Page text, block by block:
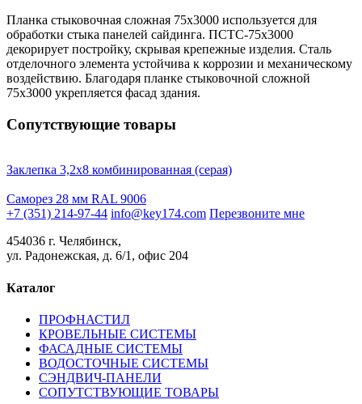
Планка стыковочная сложная 75х3000 используется для
обработки стыка панелей сайдинга. ПСТС-75х3000
декорирует постройку, скрывая крепежные изделия. Сталь
отделочного элемента устойчива к коррозии и механическому
воздействию. Благодаря планке стыковочной сложной
75х3000 укрепляется фасад здания.
Сопутствующие товары
Заклепка 3,2х8 комбинированная (серая)
Саморез 28 мм RAL 9006
+7 (351) 214-97-44 info@key174.com Перезвоните мне
454036 г. Челябинск,
ул. Радонежская, д. 6/1, офис 204
Каталог
ПРОФНАСТИЛ
КРОВЕЛЬНЫЕ СИСТЕМЫ
ФАСАДНЫЕ СИСТЕМЫ
ВОДОСТОЧНЫЕ СИСТЕМЫ
СЭНДВИЧ-ПАНЕЛИ
СОПУТСТВУЮЩИЕ ТОВАРЫ